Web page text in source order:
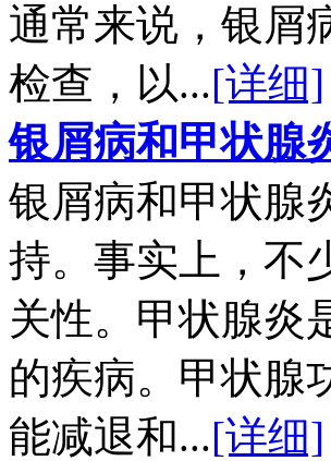
通常来说，银屑
检查，以...[详细]
银屑病和甲状腺
银屑病和甲状腺
持。事实上，不
关性。甲状腺炎
的疾病。甲状腺
能减退和...[详细]